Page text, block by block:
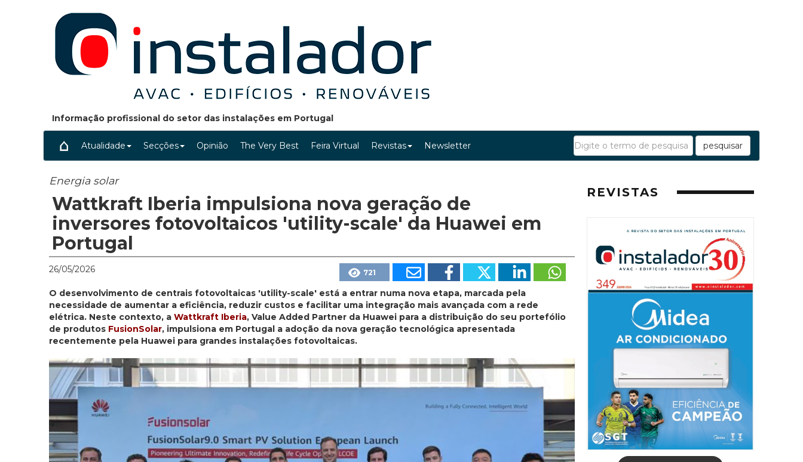
Informação profissional do setor das instalações em Portugal
Atualidade Secções Opinião The Very Best Feira Virtual Revistas Newsletter pesquisar
Energia solar
Wattkraft Iberia impulsiona nova geração de
inversores fotovoltaicos 'utility-scale' da Huawei em
Portugal
26/05/2026 721
O desenvolvimento de centrais fotovoltaicas 'utility-scale' está a entrar numa nova etapa, marcada pela
necessidade de aumentar a eficiência, reduzir custos e facilitar uma integração mais avançada com a rede
elétrica. Neste contexto, a Wattkraft Iberia, Value Added Partner da Huawei para a distribuição do seu portefólio
de produtos FusionSolar, impulsiona em Portugal a adoção da nova geração tecnológica apresentada
recentemente pela Huawei para grandes instalações fotovoltaicas.
REVISTAS